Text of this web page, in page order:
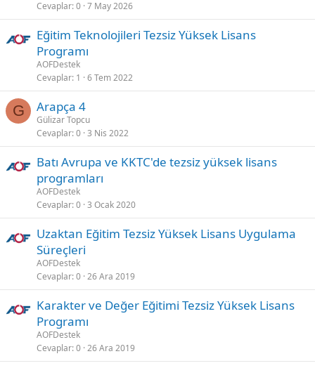
Cevaplar 0 7 May 2026
Eğitim Teknolojileri Tezsiz Yüksek Lisans
Programı
AOFDestek
Cevaplar 1 6 Tem 2022
G Arapça 4
Gülizar Topcu
Cevaplar 0 3 Nis 2022
Batı Avrupa ve KKTC'de tezsiz yüksek lisans
programları
AOFDestek
Cevaplar 0 3 Ocak 2020
Uzaktan Eğitim Tezsiz Yüksek Lisans Uygulama
Süreçleri
AOFDestek
Cevaplar 0 26 Ara 2019
Karakter ve Değer Eğitimi Tezsiz Yüksek Lisans
Programı
AOFDestek
Cevaplar 0 26 Ara 2019